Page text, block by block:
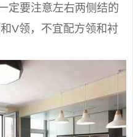
定要注意左右两侧结的
V领，不宜配方领和衬